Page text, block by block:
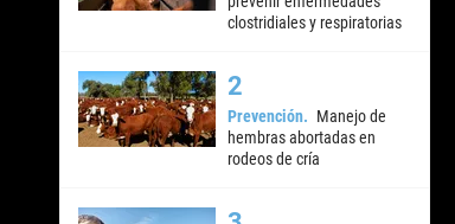
clostridiales y respiratorias
Prevención
Manejo de
hembras abortadas en
rodeos de cría